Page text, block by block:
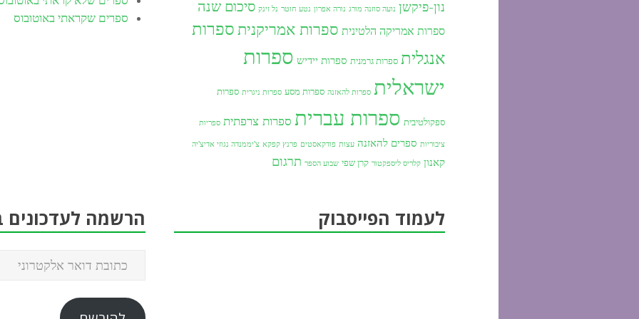
נון-פיקשן נועה סוזנה מורג נורה אפרון נטע חוטר נל זינק סיכום שנה
ספרות אמריקה הלטינית ספרות אמריקנית ספרות
אנגלית ספרות גרמנית ספרות יידיש ספרות
ישראלית ספרות להאזנה ספרות מסע ספרות ניגרית ספרות
ספקולטיבית ספרות עברית ספרות צרפתית ספריות
ציבוריות ספרים להאזנה עצות פודקאסטים פרנץ קפקא צ'יממנדה נגוזי אדיצ'יה
קאנון קלריס ליספקטור קרן שפי שבוע הספר תרגום
ספרים שקראתי באוטובוס
לעמוד הפייסבוק הרשמה לעדכונים